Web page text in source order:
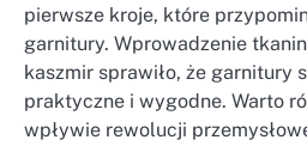
pierwsze kroje, które
garnitury. Wprowadzenie
kaszmir sprawiło, że garnitury
praktyczne i wygodne. Warto
wpływie rewolucji